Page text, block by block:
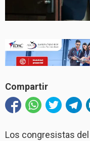
Compartir
Los congresistas